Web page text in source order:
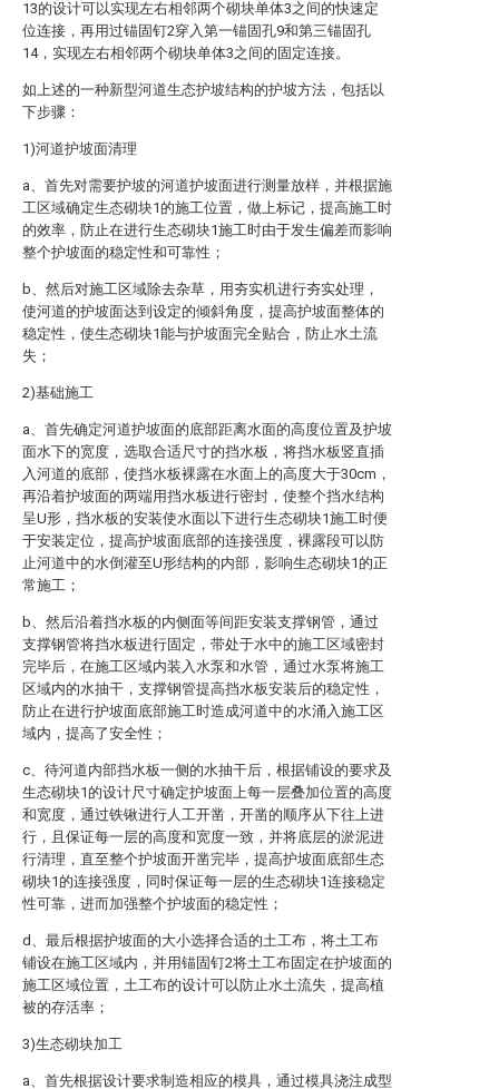
13的设计可以实现左右相邻两个砌块单体3之间的快速定
位连接，再用过锚固钉2穿入第一锚固孔9和第三锚固孔
14，实现左右相邻两个砌块单体3之间的固定连接。
如上述的一种新型河道生态护坡结构的护坡方法，包括以
下步骤：
1)河道护坡面清理
a、首先对需要护坡的河道护坡面进行测量放样，并根据施
工区域确定生态砌块1的施工位置，做上标记，提高施工时
的效率，防止在进行生态砌块1施工时由于发生偏差而影响
整个护坡面的稳定性和可靠性；
b、然后对施工区域除去杂草，用夯实机进行夯实处理，
使河道的护坡面达到设定的倾斜角度，提高护坡面整体的
稳定性，使生态砌块1能与护坡面完全贴合，防止水土流
失；
2)基础施工
a、首先确定河道护坡面的底部距离水面的高度位置及护坡
面水下的宽度，选取合适尺寸的挡水板，将挡水板竖直插
入河道的底部，使挡水板裸露在水面上的高度大于30cm，
再沿着护坡面的两端用挡水板进行密封，使整个挡水结构
呈U形，挡水板的安装使水面以下进行生态砌块1施工时便
于安装定位，提高护坡面底部的连接强度，裸露段可以防
止河道中的水倒灌至U形结构的内部，影响生态砌块1的正
常施工；
b、然后沿着挡水板的内侧面等间距安装支撑钢管，通过
支撑钢管将挡水板进行固定，带处于水中的施工区域密封
完毕后，在施工区域内装入水泵和水管，通过水泵将施工
区域内的水抽干，支撑钢管提高挡水板安装后的稳定性，
防止在进行护坡面底部施工时造成河道中的水涌入施工区
域内，提高了安全性；
c、待河道内部挡水板一侧的水抽干后，根据铺设的要求及
生态砌块1的设计尺寸确定护坡面上每一层叠加位置的高度
和宽度，通过铁锹进行人工开凿，开凿的顺序从下往上进
行，且保证每一层的高度和宽度一致，并将底层的淤泥进
行清理，直至整个护坡面开凿完毕，提高护坡面底部生态
砌块1的连接强度，同时保证每一层的生态砌块1连接稳定
性可靠，进而加强整个护坡面的稳定性；
d、最后根据护坡面的大小选择合适的土工布，将土工布
铺设在施工区域内，并用锚固钉2将土工布固定在护坡面的
施工区域位置，土工布的设计可以防止水土流失，提高植
被的存活率；
3)生态砌块加工
a、首先根据设计要求制造相应的模具，通过模具浇注成型